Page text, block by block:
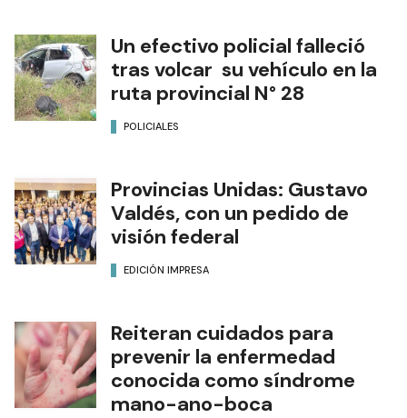
Un efectivo policial falleció
tras volcar su vehículo en la
ruta provincial N° 28
POLICIALES
Provincias Unidas: Gustavo
Valdés, con un pedido de
visión federal
EDICIÓN IMPRESA
Reiteran cuidados para
prevenir la enfermedad
conocida como síndrome
mano-ano-boca